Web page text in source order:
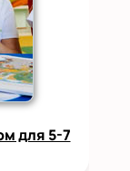
для 5-7